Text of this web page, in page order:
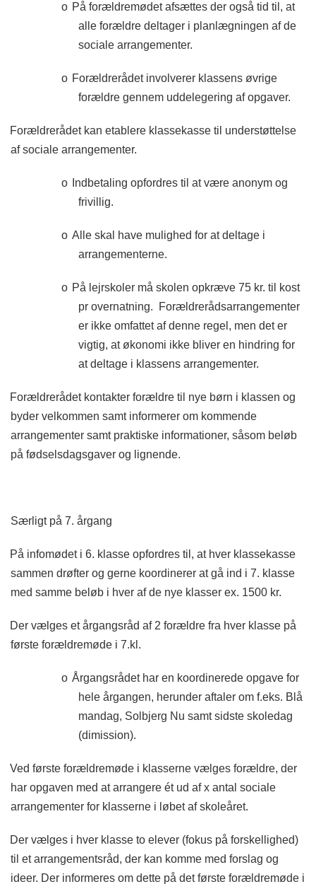
o På forældremødet afsættes der også tid til, at
alle forældre deltager i planlægningen af de
sociale arrangementer.
o Forældrerådet involverer klassens øvrige
forældre gennem uddelegering af opgaver.
Forældrerådet kan etablere klassekasse til understøttelse
af sociale arrangementer.
o
Indbetaling opfordres til at være anonym og
frivillig.
o Alle skal have mulighed for at deltage i
arrangementerne.
o På lejrskoler må skolen opkræve 75 kr. til kost
pr overnatning. Forældrerådsarrangementer
er ikke omfattet af denne regel, men det er
vigtig, at økonomi ikke bliver en hindring for
at deltage i klassens arrangementer.
Forældrerådet kontakter forældre til nye børn i klassen og
byder velkommen samt informerer om kommende
arrangementer samt praktiske informationer, såsom beløb
på fødselsdagsgaver og lignende.
Særligt på 7. årgang
På infomødet i 6. klasse opfordres til, at hver klassekasse
sammen drøfter og gerne koordinerer at gå ind i 7. klasse
med samme beløb i hver af de nye klasser ex. 1500 kr.
Der vælges et årgangsråd af 2 forældre fra hver klasse på
første forældremøde i 7.kl.
o Årgangsrådet har en koordinerede opgave for
hele årgangen, herunder aftaler om f.eks. Blå
mandag, Solbjerg Nu samt sidste skoledag
(dimission).
Ved første forældremøde i klasserne vælges forældre, der
har opgaven med at arrangere ét ud af x antal sociale
arrangementer for klasserne i løbet af skoleåret.
Der vælges i hver klasse to elever (fokus på forskellighed)
til et arrangementsråd, der kan komme med forslag og
ideer. Der informeres om dette på det første forældremøde i